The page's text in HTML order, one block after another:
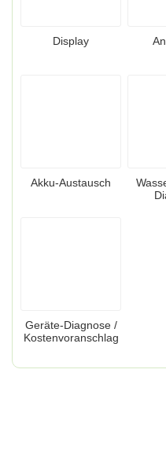
Display
Akku-Austausch
Geräte-Diagnose /
Kostenvoranschlag